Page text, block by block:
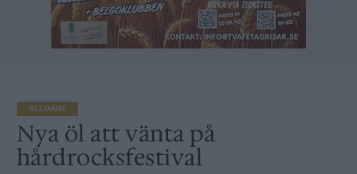
ALLMÄNT
Nya öl att vänta på
hårdrocksfestival